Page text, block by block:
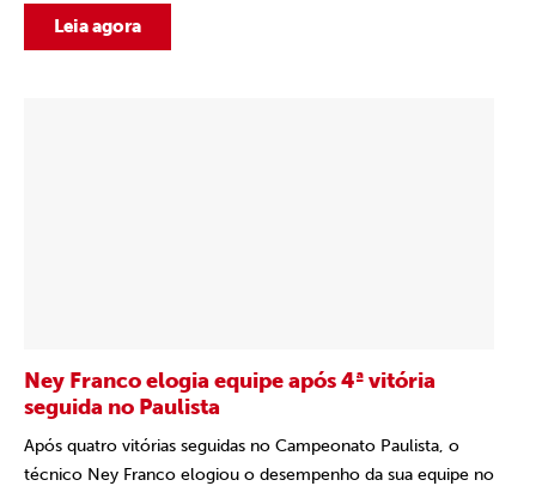
Leia agora
Ney Franco elogia equipe após 4ª vitória
seguida no Paulista
Após quatro vitórias seguidas no Campeonato Paulista, o
técnico Ney Franco elogiou o desempenho da sua equipe no